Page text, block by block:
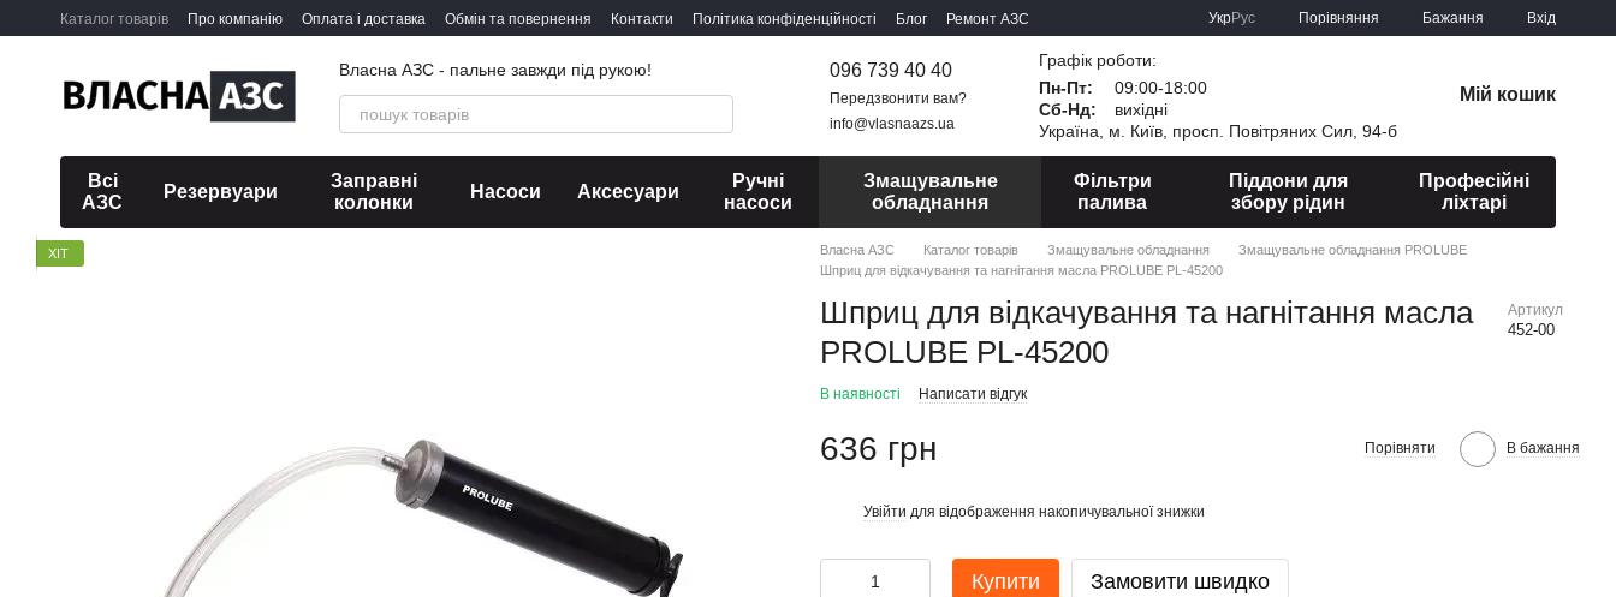
Перейти до основного контенту
Каталог товарів Про компанію Оплата і доставка Обмін та повернення Контакти Політика конфіденційності Блог Ремонт АЗС УкрРус Порівняння Бажання Вхід
Власна АЗС - пальне завжди під рукою! 096 739 40 40
Передзвонити вам?
info@vlasnaazs.ua
Графік роботи:
Пн-Пт:
09:00-18:00
Сб-Нд:
вихідні
Україна, м. Київ, просп. Повітряних Сил, 94-б
Мій кошик
Всі
АЗС
Резервуари
Заправні
колонки
Насоси Аксесуари
Ручні
насоси
Змащувальне
обладнання
Фільтри
палива
Піддони для
збору рідин
Професійні
ліхтарі
ХІТ Власна АЗС Каталог товарів Змащувальне обладнання
Змащувальне обладнання PROLUBE
Шприц для відкачування та нагнітання масла PROLUBE PL-45200
Шприц для відкачування та нагнітання масла
PROLUBE PL-45200
Артикул
452-00
В наявності Написати відгук
636 грн Порівняти В бажання
Увійти для відображення накопичувальної знижки
Купити Замовити швидко